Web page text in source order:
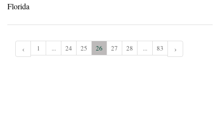
Florida
‹ 1 ... 24 25 26 27 28 ... 83 ›